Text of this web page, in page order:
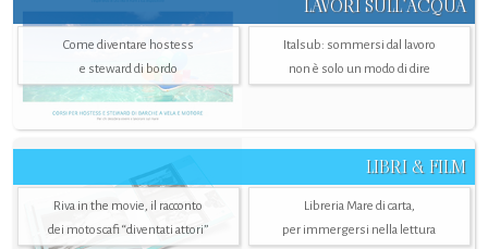
LAVORI SULL’ACQUA
Come diventare hostess
e steward di bordo
Italsub: sommersi dal lavoro
non è solo un modo di dire
LIBRI & FILM
Riva in the movie, il racconto
dei motoscafi “diventati attori”
Libreria Mare di carta,
per immergersi nella lettura